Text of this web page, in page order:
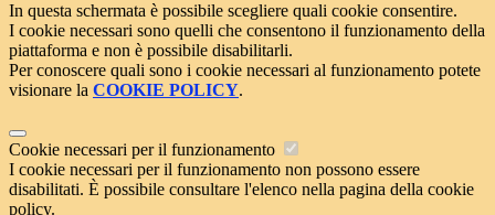
In questa schermata è possibile scegliere quali cookie consentire.
I cookie necessari sono quelli che consentono il funzionamento della
piattaforma e non è possibile disabilitarli.
Per conoscere quali sono i cookie necessari al funzionamento potete
visionare la COOKIE POLICY.
Cookie necessari per il funzionamento
I cookie necessari per il funzionamento non possono essere
disabilitati. È possibile consultare l'elenco nella pagina della cookie
policy.